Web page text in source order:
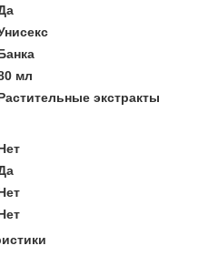
мл
экстракты